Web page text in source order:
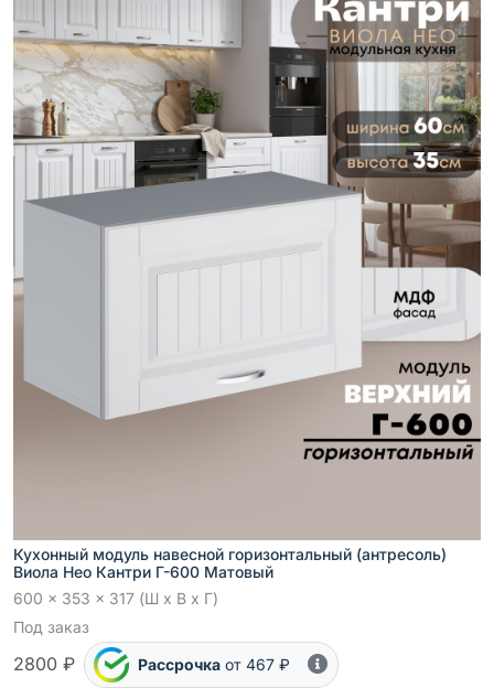
Кухонный модуль навесной горизонтальный (антресоль)
Виола Нео Кантри Г-600 Матовый
600 x 353 x 317 (Ш x В x Г)
Под заказ
2800 ₽ Рассрочка от 467 ₽